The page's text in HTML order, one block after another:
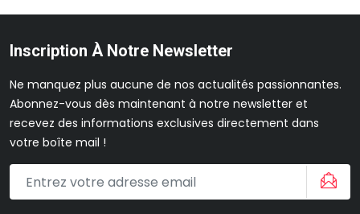
Inscription À Notre Newsletter
Ne manquez plus aucune de nos actualités passionnantes.
Abonnez-vous dès maintenant à notre newsletter et
recevez des informations exclusives directement dans
votre boîte mail !